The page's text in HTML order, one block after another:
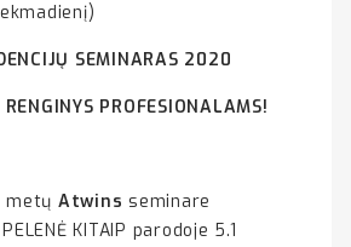
SEMINARAS 2020
PROFESIONALAMS!
metų Atwins seminare
KITAIP parodoje 5.1